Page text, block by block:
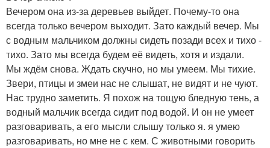
Вечером она из-за деревьев выйдет. Почему-то она
всегда только вечером выходит. Зато каждый вечер. Мы
с водным мальчиком должны сидеть позади всех и тихо -
тихо. Зато мы всегда будем её видеть, хотя и издали.
Мы ждём снова. Ждать скучно, но мы умеем. Мы тихие.
Звери, птицы и змеи нас не слышат, не видят и не чуют.
Нас трудно заметить. Я похож на тощую бледную тень, а
водный мальчик всегда сидит под водой. И он не умеет
разговаривать, а его мысли слышу только я. я умею
разговаривать, но мне не с кем. С животными говорить